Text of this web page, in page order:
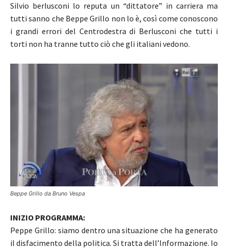
Silvio berlusconi lo reputa un “dittatore” in carriera ma
tutti sanno che Beppe Grillo non lo è, così come conoscono
i grandi errori del Centrodestra di Berlusconi che tutti i
torti non ha tranne tutto ciò che gli italiani vedono.
Beppe Grillo da Bruno Vespa
INIZIO PROGRAMMA:
Peppe Grillo: siamo dentro una situazione che ha generato
il disfacimento della politica. Si tratta dell’Informazione. Io